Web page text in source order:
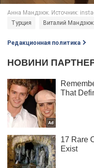
Турция Виталий Мандзюк
Редакционная политика